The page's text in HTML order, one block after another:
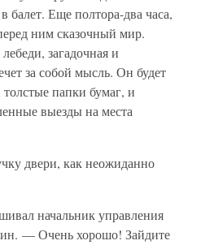
балет. Еще полтора-два часа,
ним сказочный мир.
загадочная и
за собой мысль. Он будет
папки бумаг, и
выезды на места
двери, как неожиданно
начальник управления
— Очень хорошо! Зайдите